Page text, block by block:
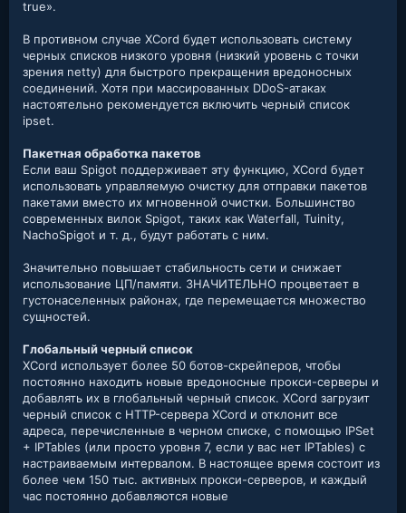
true».
В противном случае XCord будет использовать систему
черных списков низкого уровня (низкий уровень с точки
зрения netty) для быстрого прекращения вредоносных
соединений. Хотя при массированных DDoS-атаках
настоятельно рекомендуется включить черный список
ipset.
Пакетная обработка пакетов
Если ваш Spigot поддерживает эту функцию, XCord будет
использовать управляемую очистку для отправки пакетов
пакетами вместо их мгновенной очистки. Большинство
современных вилок Spigot, таких как Waterfall, Tuinity,
NachoSpigot и т. д., будут работать с ним.
Значительно повышает стабильность сети и снижает
использование ЦП/памяти. ЗНАЧИТЕЛЬНО процветает в
густонаселенных районах, где перемещается множество
сущностей.
Глобальный черный список
XCord использует более 50 ботов-скрейперов, чтобы
постоянно находить новые вредоносные прокси-серверы и
добавлять их в глобальный черный список. XCord загрузит
черный список с HTTP-сервера XCord и отклонит все
адреса, перечисленные в черном списке, с помощью IPSet
+ IPTables (или просто уровня 7, если у вас нет IPTables) с
настраиваемым интервалом. В настоящее время состоит из
более чем 150 тыс. активных прокси-серверов, и каждый
час постоянно добавляются новые